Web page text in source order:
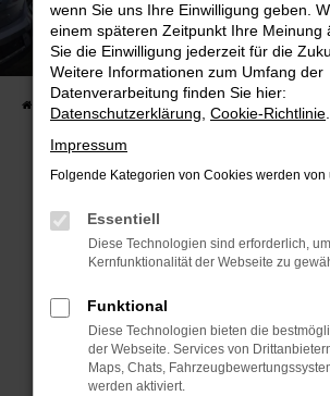
Unser Fahrzeugbestand vor Ort
Entdecken Sie unsere sofort verfügbaren
Fahrzeugangebote
Fehler: Network Error
Beim Laden ist ein Fehler aufgetreten.
Hier sind ein paar Tipps, die dir
Überprüfe deine Firewall und
Internetverbindung.
Laden andere Webseiten, zum
Suchmaschine?
wenn Sie uns Ihre Einwilligung geben.
einem späteren Zeitpunkt Ihre Meinung
Sie die Einwilligung jederzeit für die
Weitere Informationen zum Umfang der
Datenverarbeitung finden Sie hier:
Datenschutzerklärung Cookie-Richtlinie
Impressum
Folgende Kategorien von Cookies werden von
Essentiell
Diese Technologien sind erforderlich,
Kernfunktionalität der Webseite zu
Funktional
Diese Technologien bieten die
der Webseite. Services von
Maps, Chats,
werden aktiviert.